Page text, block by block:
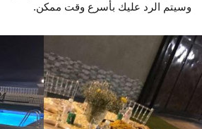
وسيتم الرد عليك بأسرع وقت ممكن.